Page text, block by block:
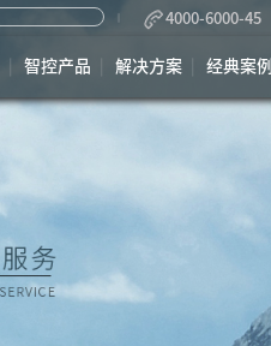
4000-6000-45
智控产品 解决方案 经典案例